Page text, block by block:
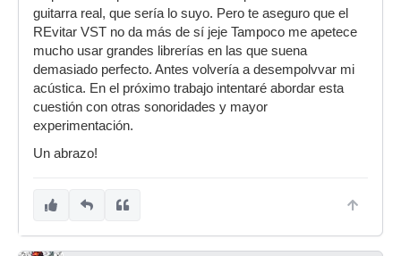
guitarra real, que sería lo suyo. Pero te aseguro que el
REvitar VST no da más de sí jeje Tampoco me apetece
mucho usar grandes librerías en las que suena
demasiado perfecto. Antes volvería a desempolvvar mi
acústica. En el próximo trabajo intentaré abordar esta
cuestión con otras sonoridades y mayor
experimentación.
Un abrazo!